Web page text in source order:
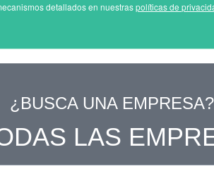
detallados en nuestraspolíticas de
¿BUSCA UNA EMPRESA?
LAS